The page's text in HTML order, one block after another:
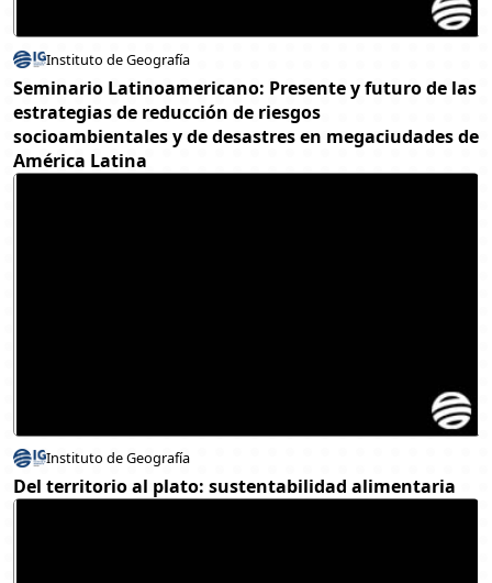
Instituto de Geografía
Seminario Latinoamericano: Presente y futuro de las
estrategias de reducción de riesgos
socioambientales y de desastres en megaciudades de
América Latina
Instituto de Geografía
Del territorio al plato: sustentabilidad alimentaria